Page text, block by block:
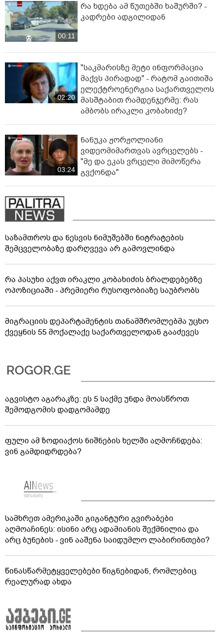
00:11
რა ხდება ამ წუთებში ხაშურში? -
კადრები ადგილიდან
02:20
"საკმარისზე მეტი ინფორმაცია
მაქვს პირადად" - რატომ გაითიშა
ელექტროენერგია საქართველოს
მასშტაბით რამდენჯერმე: რას
ამბობს ირაკლი კობახიძე?
03:24
ნანუკა ჟორჟოლიანი
ვიდეომიმართვას ავრცელებს -
"მე და ეკას ვრცელი მიმოწერა
გვქონდა"
საზამთროს და ნესვის ნიმუშებში ნიტრატების
შემცველობაზე დარღვევა არ გამოვლინდა
რა პასუხი აქვთ ირაკლი კობახიძის ბრალდებებზე
ოპოზიციაში - პრემიერი რუსოფობიაზე საუბრობს
მიგრაციის დეპარტამენტის თანამშრომლებმა უცხო
ქვეყნის 55 მოქალაქე საქართველოდან გააძევეს
აგვისტო აგარაკზე: ეს 5 საქმე უნდა მოასწროთ
შემოდგომის დადგომამდე
ფული ამ ზოდიაქოს ნიშნების ხელში აღმოჩნდება:
ვინ გამდიდრდება?
სამხრეთ ამერიკაში გიგანტური გვირაბები
აღმოაჩინეს: ისინი არც ადამიანის შექმნილია და
არც ბუნების - ვინ ააშენა საიდუმლო ლაბირინთები?
წინასწარმეტყველებები წიგნებიდან, რომლებიც
რეალურად ახდა